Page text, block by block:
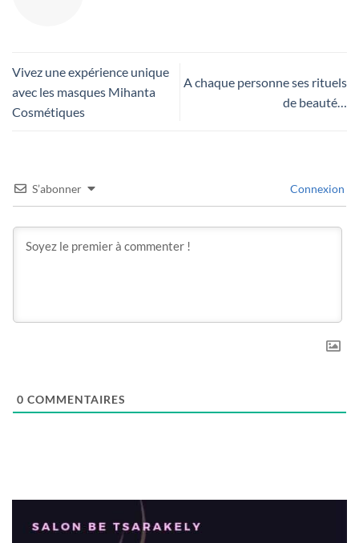
Vivez une expérience unique
avec les masques Mihanta
Cosmétiques
A chaque personne ses rituels
de beauté…
S’abonner Connexion
0 COMMENTAIRES